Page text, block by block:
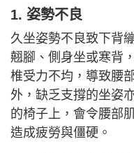
1. 姿勢不良
久坐姿勢不良致下背
翹腳、側身坐或寒背
椎受力不均，導致腰
外，缺乏支撐的坐姿
的椅子上，會令腰部
造成疲勞與僵硬。